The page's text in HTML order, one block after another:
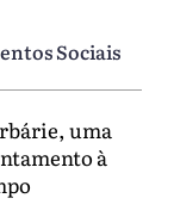
Sociais
uma
à